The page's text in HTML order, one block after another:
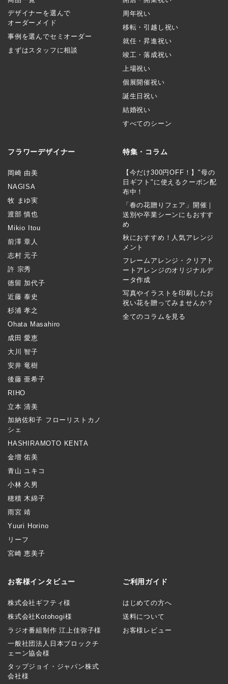
デザイナーを選んで
オーダーメイド
事例を選んでセミオーダー
まずはスタッフに相談
周年祝い
移転・引越し祝い
就任・昇進祝い
竣工・落成祝い
上場祝い
個展開催祝い
誕生日祝い
結婚祝い
すべてのシーン
フラワーデザイナー
岡崎 由美
NAGISA
牧 まゆ実
渡部 慎也
Mikio Itou
前澤 章人
志村 元子
許 宗秀
徳留 加代子
近藤 泰史
杉浦 孝之
Ohata Masahiro
成田 愛恵
大川 智子
安井 竜樹
後藤 亜希子
RIHO
立本 清美
加納佐和子 フローリストカノ
シェ
HASHIRAMOTO KENTA
金増 佑美
青山 ユキコ
小林 久男
穂積 木綿子
雨宮 靖
Yuuri Horino
リーフ
宮崎 恵美子
特集・コラム
【今だけ300円OFF！】"母の
日ギフト"に使えるクーポン配
布中！
「春の花贈りフェア」開催｜
送別や卒業シーンにもおすす
め
秋におすすめ！人気アレンジ
メント
フレームアレンジ・クリアト
ートアレンジのオリジナルデ
ータ作成
写真やイラストを印刷したお
祝い花を贈ってみませんか？
全てのコラムを見る
お客様インタビュー
株式会社ギフティ様
株式会社Kotohogi様
ラジオ番組制作 江上佳弥子様
一般社団法人日本ブロックチ
ェーン協会様
タップジョイ・ジャパン株式
会社様
ご利用ガイド
はじめての方へ
送料について
お客様レビュー